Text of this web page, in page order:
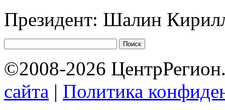
Президент: Шалин
©2008-2026
сайта | Политика